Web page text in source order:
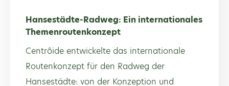
Hansestädte-Radweg: Ein internationales
Themenroutenkonzept
Centrôide entwickelte das internationale
Routenkonzept für den Radweg der
Hansestädte: von der Konzeption und